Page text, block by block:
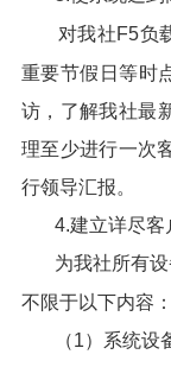
对我社F5负
重要节假日等时
访，了解我社最
理至少进行一次
行领导汇报。
4.建立详尽客
为我社所有
不限于以下内容：
（1）系统设